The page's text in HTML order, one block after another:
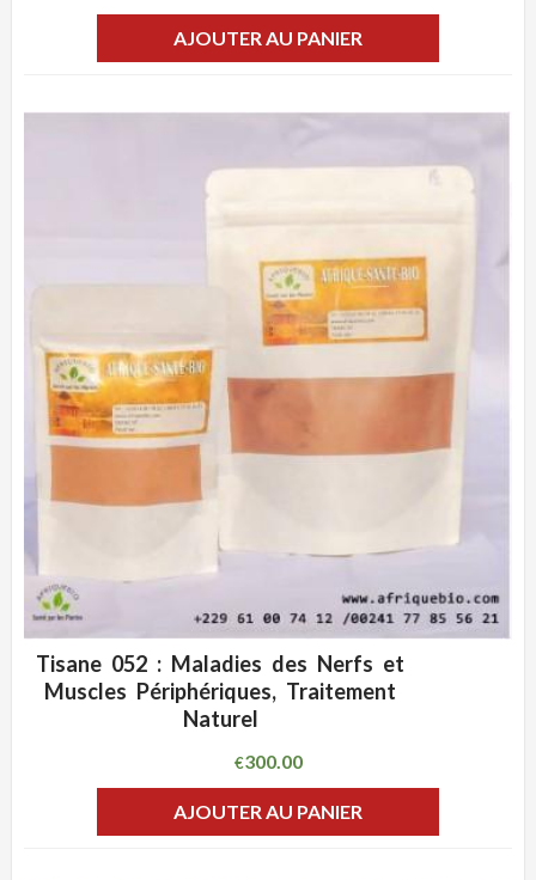
AJOUTER AU PANIER
ADD WISHLIST
Tisane 052 : Maladies des Nerfs et
Muscles Périphériques, Traitement
Naturel
€300.00
AJOUTER AU PANIER